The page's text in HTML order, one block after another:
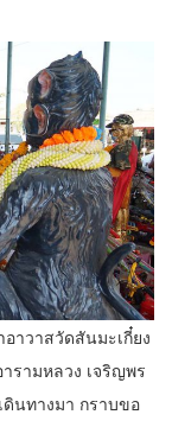
อาวาสวัดสันมะเกี๋ยง
รามหลวง เจริญพร
นทางมา กราบขอ